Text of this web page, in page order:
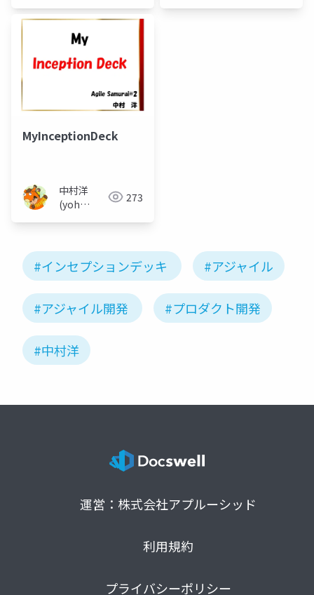
MyInceptionDeck
中村洋
(yoh
273
#インセプションデッキ #アジャイル
#アジャイル開発 #プロダクト開発
#中村洋
運営：株式会社アプルーシッド
利用規約
プライバシーポリシー